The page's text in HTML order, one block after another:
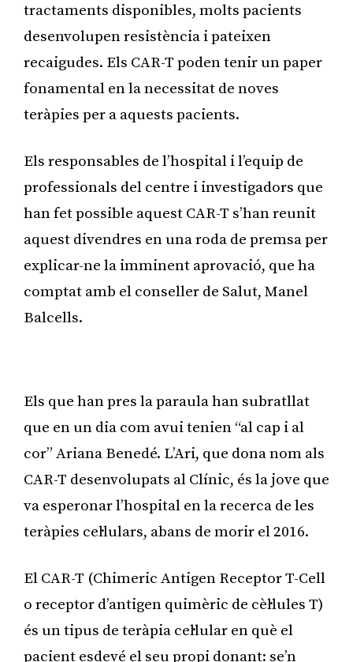
tractaments disponibles, molts pacients
desenvolupen resistència i pateixen
recaigudes. Els CAR-T poden tenir un paper
fonamental en la necessitat de noves
teràpies per a aquests pacients.
Els responsables de l’hospital i l’equip de
professionals del centre i investigadors que
han fet possible aquest CAR-T s’han reunit
aquest divendres en una roda de premsa per
explicar-ne la imminent aprovació, que ha
comptat amb el conseller de Salut, Manel
Balcells.
Els que han pres la paraula han subratllat
que en un dia com avui tenien “al cap i al
cor” Ariana Benedé. L’Ari, que dona nom als
CAR-T desenvolupats al Clínic, és la jove que
va esperonar l’hospital en la recerca de les
teràpies cel·lulars, abans de morir el 2016.
El CAR-T (Chimeric Antigen Receptor T-Cell
o receptor d’antigen quimèric de cèl·lules T)
és un tipus de teràpia cel·lular en què el
pacient esdevé el seu propi donant: se’n